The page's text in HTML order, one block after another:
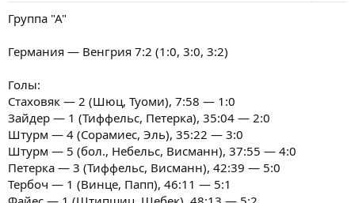
Группа "А"
Германия — Венгрия 7:2 (1:0, 3:0, 3:2)
Голы:
Стаховяк — 2 (Шюц, Туоми), 7:58 — 1:0
Зайдер — 1 (Тиффельс, Петерка), 35:04 — 2:0
Штурм — 4 (Сорамиес, Эль), 35:22 — 3:0
Штурм — 5 (бол., Небельс, Висманн), 37:55 — 4:0
Петерка — 3 (Тиффельс, Висманн), 42:39 — 5:0
Тербоч — 1 (Винце, Папп), 46:11 — 5:1